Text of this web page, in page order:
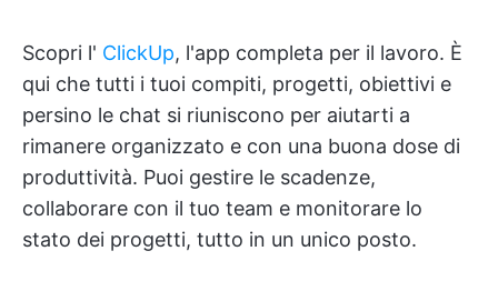
Scopri l' ClickUp, l'app completa per il lavoro. È
qui che tutti i tuoi compiti, progetti, obiettivi e
persino le chat si riuniscono per aiutarti a
rimanere organizzato e con una buona dose di
produttività. Puoi gestire le scadenze,
collaborare con il tuo team e monitorare lo
stato dei progetti, tutto in un unico posto.